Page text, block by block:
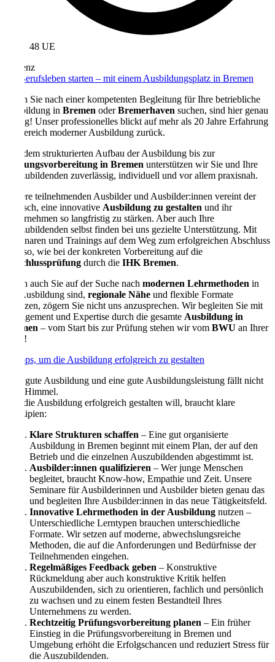
48 UE
Präsenz
Ins Berufsleben starten – mit einem Ausbildungsplatz in Bremen
Wenn Sie nach einer kompetenten Begleitung für Ihre betriebliche
Ausbildung in Bremen oderBremerhaven suchen, sind hier genau
richtig! Unser professionelles blickt auf mehr als 20 Jahre Erfahrung
im Bereich moderner Ausbildung zurück.
Von dem strukturierten Aufbau der Ausbildung bis zur
Prüfungsvorbereitung in Bremen unterstützen wir Sie und Ihre
Auszubildenden zuverlässig, individuell und vor allem praxisnah.
Unsere teilnehmenden Ausbilder und Ausbilder:innen vereint der
Wunsch, eine innovative Ausbildung zu gestalten und ihr
Unternehmen so langfristig zu stärken. Aber auch Ihre
Auszubildenden selbst finden bei uns gezielte Unterstützung. Mit
Seminaren und Trainings auf dem Weg zum erfolgreichen Abschluss
ebenso, wie bei der konkreten Vorbereitung auf die
Abschlussprüfung durch die IHK Bremen.
Wenn auch Sie auf der Suche nach modernen Lehrmethoden in
der Ausbildung sind, regionale Nähe und flexible Formate
schätzen, zögern Sie nicht uns anzusprechen. Wir begleiten Sie mit
Engagement und Expertise durch die gesamte Ausbildung in
Bremen – vom Start bis zur Prüfung stehen wir vom BWU an Ihrer
Seite!
5 Tipps, um die Ausbildung erfolgreich zu gestalten
Eine gute Ausbildung und eine gute Ausbildungsleistung fällt nicht
vom Himmel.
Wer die Ausbildung erfolgreich gestalten will, braucht klare
Prinzipien:
Klare Strukturen schaffen – Eine gut organisierte
Ausbildung in Bremen beginnt mit einem Plan, der auf den
Betrieb und die einzelnen Auszubildenden abgestimmt ist.
Ausbilder:innen qualifizieren – Wer junge Menschen
begleitet, braucht Know-how, Empathie und Zeit. Unsere
Seminare für Ausbilderinnen und Ausbilder bieten genau das
und begleiten Ihre Ausbilder:innen in das neue Tätigkeitsfeld.
Innovative Lehrmethoden in der Ausbildung nutzen –
Unterschiedliche Lerntypen brauchen unterschiedliche
Formate. Wir setzen auf moderne, abwechslungsreiche
Methoden, die auf die Anforderungen und Bedürfnisse der
Teilnehmenden eingehen.
Regelmäßiges Feedback geben – Konstruktive
Rückmeldung aber auch konstruktive Kritik helfen
Auszubildenden, sich zu orientieren, fachlich und persönlich
zu wachsen und zu einem festen Bestandteil Ihres
Unternehmens zu werden.
Rechtzeitig Prüfungsvorbereitung planen – Ein früher
Einstieg in die Prüfungsvorbereitung in Bremen und
Umgebung erhöht die Erfolgschancen und reduziert Stress für
die Auszubildenden.